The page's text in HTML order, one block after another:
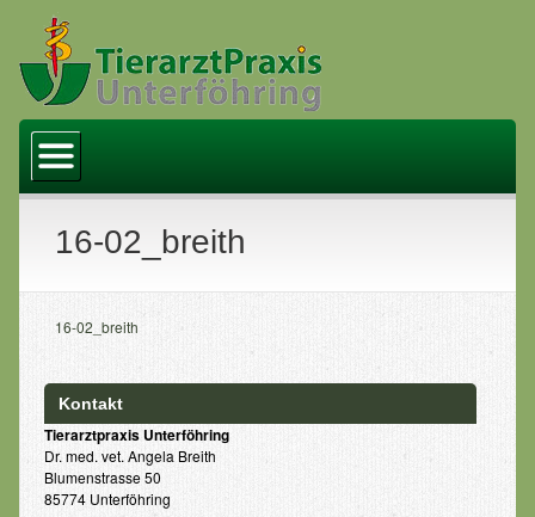
Team
Kastration
Bicom Bioresonanzmethode
Zahlungsarten
Links
Aktuelles
16-02_breith
16-02_breith
Kontakt
Tierarztpraxis Unterföhring
Dr. med. vet. Angela Breith
Blumenstrasse 50
85774 Unterföhring